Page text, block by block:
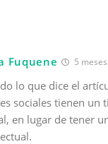
Fuquene 5
lo que dice el
sociales tienen un
en lugar de tener